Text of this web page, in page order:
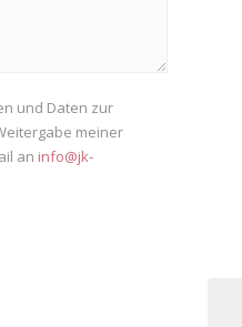
und Daten zur
meiner
an info@jk-